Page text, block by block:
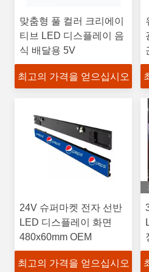
맞춤형 풀 컬러 크리에이
티브 LED 디스플레이 음
식 배달용 5V
최고의 가격을 얻으십시오
24V 슈퍼마켓 전자 선반
LED 디스플레이 화면
480x60mm OEM
최고의 가격을 얻으십시오